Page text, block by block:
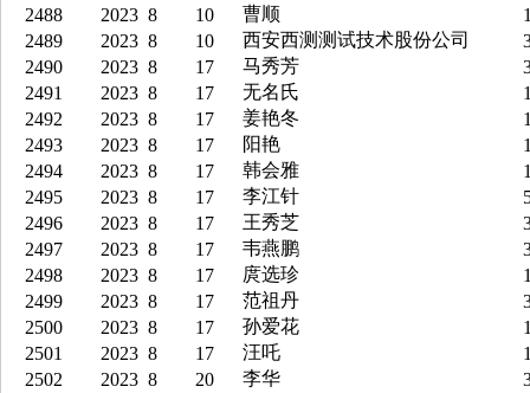
2488
2023 8 10 曹顺
2489
2023 8 10 西安西测测试技术股份公司
2490
2023 8 17 马秀芳
2491
2023 8 17 无名氏
2492
2023 8 17 姜艳冬
2493
2023 8 17 阳艳
2494
2023 8 17 韩会雅
2495
2023 8 17 李江针
2496
2023 8 17 王秀芝
2497
2023 8 17 韦燕鹏
2498
2023 8 17 庹选珍
2499
2023 8 17 范祖丹
2500
2023 8 17 孙爱花
2501
2023 8 17 汪吒
2502
2023 8 20 李华